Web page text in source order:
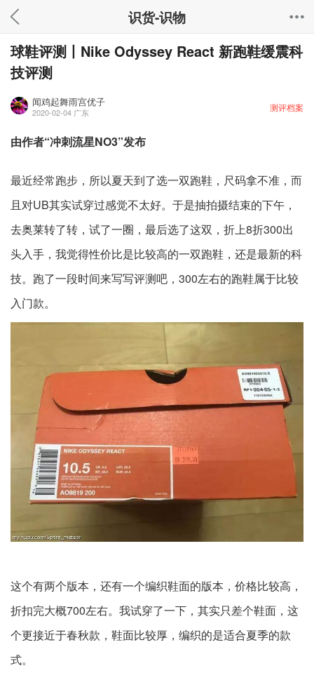
识货-识物
球鞋评测丨Nike Odyssey React 新跑鞋缓震科
技评测
闻鸡起舞雨宫优子
2020-02-04 广东 测评档案
由作者“冲刺流星NO3”发布
最近经常跑步，所以夏天到了选一双跑鞋，尺码拿不准，而
且对UB其实试穿过感觉不太好。于是抽拍摄结束的下午，
去奥莱转了转，试了一圈，最后选了这双，折上8折300出
头入手，我觉得性价比是比较高的一双跑鞋，还是最新的科
技。跑了一段时间来写写评测吧，300左右的跑鞋属于比较
入门款。
这个有两个版本，还有一个编织鞋面的版本，价格比较高，
折扣完大概700左右。我试穿了一下，其实只差个鞋面，这
个更接近于春秋款，鞋面比较厚，编织的是适合夏季的款
式。